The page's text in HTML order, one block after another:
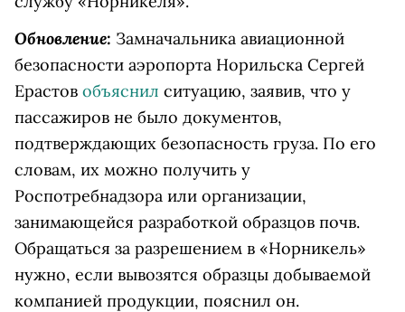
Обновление: Замначальника авиационной
безопасности аэропорта Норильска Сергей
Ерастов объяснил ситуацию, заявив, что у
пассажиров не было документов,
подтверждающих безопасность груза. По его
словам, их можно получить у
Роспотребнадзора или организации,
занимающейся разработкой образцов почв.
Обращаться за разрешением в «Норникель»
нужно, если вывозятся образцы добываемой
компанией продукции, пояснил он.